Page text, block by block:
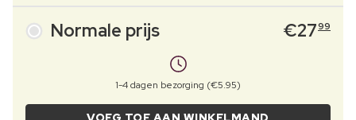
Normale prijs €2799
1-4 dagen bezorging (€5.95)